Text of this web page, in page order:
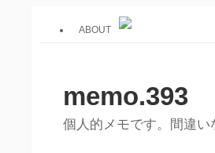
ABOUT
memo.393
個人的メモです。間違